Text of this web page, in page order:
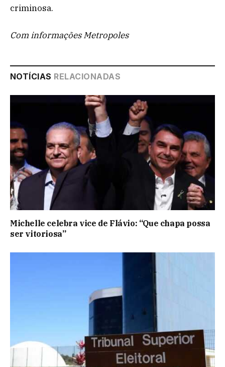
criminosa.
Com informações Metropoles
NOTÍCIAS RELACIONADAS
Michelle celebra vice de Flávio: “Que chapa possa
ser vitoriosa”